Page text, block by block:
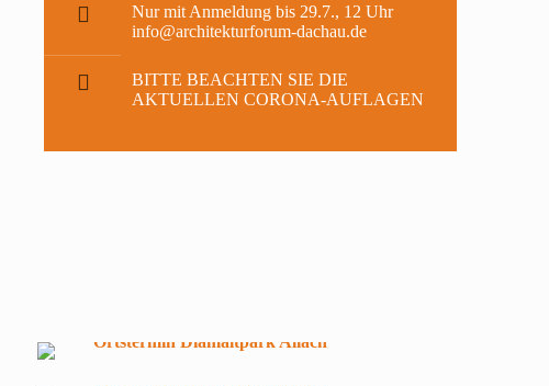
Nur mit Anmeldung bis 29.7., 12 Uhr
info@architekturforum-dachau.de
BITTE BEACHTEN SIE DIE
AKTUELLEN CORONA-AUFLAGEN